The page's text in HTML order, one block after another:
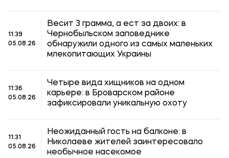
11:39
05.08.26
Весит 3 грамма, а ест за двоих: в
Чернобыльском заповеднике
обнаружили одного из самых маленьких
млекопитающих Украины
11:36
05.08.26
Четыре вида хищников на одном
карьере: в Броварском районе
зафиксировали уникальную охоту
11:31
05.08.26
Неожиданный гость на балконе: в
Николаеве жителей заинтересовало
необычное насекомое